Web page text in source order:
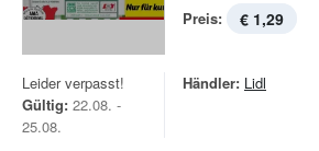
Preis: € 1,29
Leider verpasst!
Gültig: 22.08. -
25.08.
Händler: Lidl